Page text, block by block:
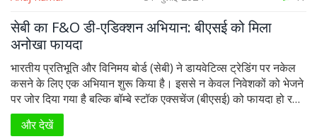
सेबी का F&O डी-एडिक्शन अभियान: बीएसई को मिला
अनोखा फायदा
भारतीय प्रतिभूति और विनिमय बोर्ड (सेबी) ने डायवेटिव्स ट्रेडिंग पर नकेल
कसने के लिए एक अभियान शुरू किया है। इससे न केवल निवेशकों को भेजने
पर जोर दिया गया है बल्कि बॉम्बे स्टॉक एक्सचेंज (बीएसई) को फायदा हो रहा
है, जबकि नेशनल स्टॉक एक्सचेंज (एनएसई) को चुनौतियों का सामना करना
पड़ रहा है।
और देखें